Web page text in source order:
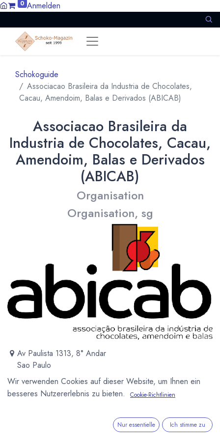
0 Anmelden
Schokoguide
Associacao Brasileira da Industria de Chocolates,
Cacau, Amendoim, Balas e Derivados (ABICAB)
Associacao Brasileira da
Industria de Chocolates, Cacau,
Amendoim, Balas e Derivados
(ABICAB)
Organisation
Organisation, sg
Av Paulista 1313, 8° Andar
Sao Paulo
Brasilien
http://www.abicab.org.br
1957 ABICAB ist der Verband der Brasilianischen
Wir verwenden Cookies auf dieser Website, um Ihnen ein
besseres Nutzererlebnis zu bieten.
Cookie-Richtlinien
Nur essentielle Ich stimme zu